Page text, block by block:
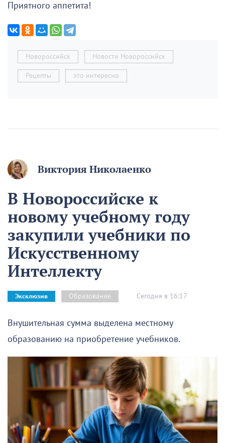
Приятного аппетита!
Новороссийск Новости Новороссийск
Рецепты это интересно
Виктория Николаенко
В Новороссийске к
новому учебному году
закупили учебники по
Искусственному
Интеллекту
Эксклюзив Образование Сегодня в 16:17
Внушительная сумма выделена местному
образованию на приобретение учебников.